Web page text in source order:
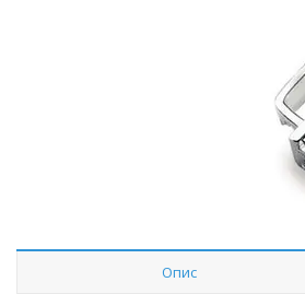
Опис